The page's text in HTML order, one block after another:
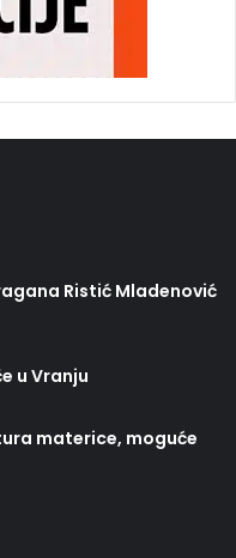
Ristić Mladenović
u Vranju
materice, moguće